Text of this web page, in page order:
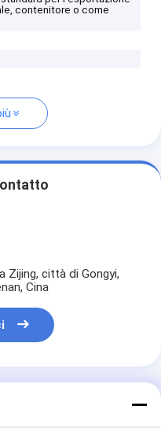
contenitore o come
Zijing, città di Gongyi,
Cina